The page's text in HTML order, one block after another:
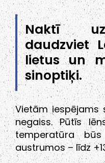
Naktī
daudzviet
lietus un
sinoptiķi.
Vietām iespējams
negaiss. Pūtīs
temperatūra
austrumos – līdz